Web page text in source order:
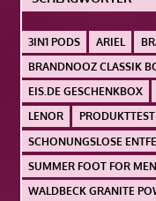
3IN1 PODS ARIEL
BRANDNOOZ CLASSIK
EIS.DE GESCHENKBOX
LENOR
PRODUKTTEST
SCHONUNGSLOSE
SUMMER FOOT FOR MEN
WALDBECK GRANITE